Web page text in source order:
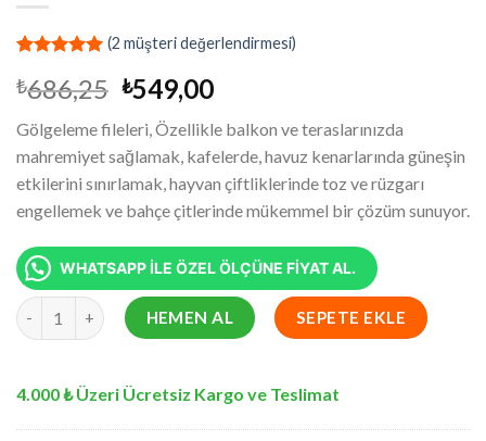
puanına
dayanarak
5 üzerinden
5.00puan
aldı
(2 müşteri değerlendirmesi)
₺686,25 Orijinal
fiyat:
₺686,25.
₺549,00Şu
fiyat:
₺549,00.
Gölgeleme fileleri, Özellikle balkon ve teraslarınızda
mahremiyet sağlamak, kafelerde, havuz kenarlarında güneşin
etkilerini sınırlamak, hayvan çiftliklerinde toz ve rüzgarı
engellemek ve bahçe çitlerinde mükemmel bir çözüm sunuyor.
WHATSAPP İLE ÖZEL ÖLÇÜNE FİYAT AL.
70x610 cm Krem Balkon Filesi - Yüzde 95lik Şeritli Halkalı File
HEMEN AL SEPETE EKLE
4.000 ₺ Üzeri Ücretsiz Kargo ve Teslimat